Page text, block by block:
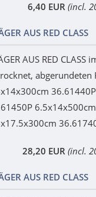
6,40 EUR (incl.
AUS RED CLASS
AUS RED
abgerundeten
28,20 EUR (incl.
AUS RED CLASS